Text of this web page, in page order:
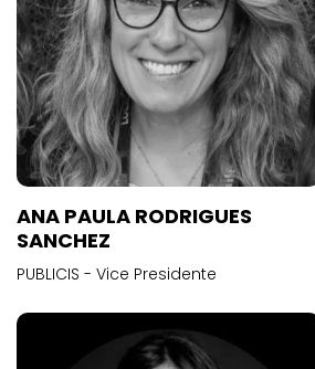
ANA PAULA RODRIGUES
SANCHEZ
PUBLICIS - Vice Presidente